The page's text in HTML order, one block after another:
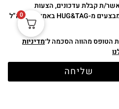
0
ת קבלת עדכונים, הצעות
שיווקיות ומבצעים מ-HUG&TAG באמצעות דוא”ל
הטופס מהווה הסכמה ל־מדיניות
שליחה